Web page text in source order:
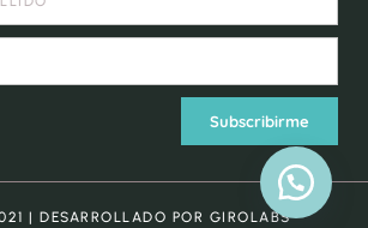
Subscribirme
| DESARROLLADO POR GIROLABS